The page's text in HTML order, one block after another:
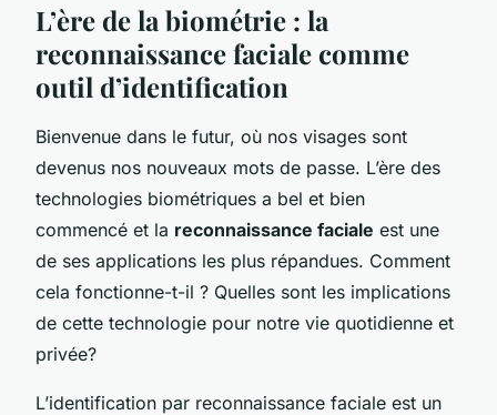
L’ère de la biométrie : la
reconnaissance faciale comme
outil d’identification
Bienvenue dans le futur, où nos visages sont
devenus nos nouveaux mots de passe. L’ère des
technologies biométriques a bel et bien
commencé et la reconnaissance faciale est une
de ses applications les plus répandues. Comment
cela fonctionne-t-il ? Quelles sont les implications
de cette technologie pour notre vie quotidienne et
privée?
L’identification par reconnaissance faciale est un